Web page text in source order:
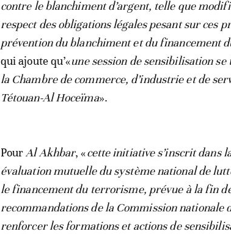
contre le blanchiment d’argent, telle que
respect des obligations légales pesant sur ces
prévention du blanchiment et du financement
qui ajoute qu’«une session de sensibilisation
la Chambre de commerce, d’industrie et de
Tétouan-Al Hoceïma».
Pour Al Akhbar, «cette initiative s’inscrit dans
évaluation mutuelle du système national de
le financement du terrorisme, prévue à la fin
recommandations de la Commission
renforcer les formations et actions de